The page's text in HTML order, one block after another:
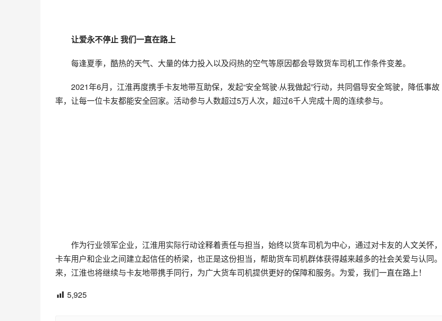
让爱永不停止 我们一直在路上
每逢夏季，酷热的天气、大量的体力投入以及闷热的空气等原因都会导致货车司机工作条件变差。
2021年6月，江淮再度携手卡友地带互助保，发起“安全驾驶·从我做起”行动，共同倡导安全驾驶，降低事故
率，让每一位卡友都能安全回家。活动参与人数超过5万人次，超过6千人完成十周的连续参与。
作为行业领军企业，江淮用实际行动诠释着责任与担当，始终以货车司机为中心，通过对卡友的人文关怀
卡车用户和企业之间建立起信任的桥梁，也正是这份担当，帮助货车司机群体获得越来越多的社会关爱与认同
来，江淮也将继续与卡友地带携手同行，为广大货车司机提供更好的保障和服务。为爱，我们一直在路上！
5,925